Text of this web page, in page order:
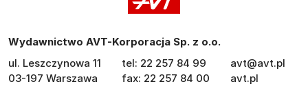
Wydawnictwo AVT-Korporacja Sp. z o.o.
ul. Leszczynowa 11
03-197 Warszawa
tel: 22 257 84 99
fax: 22 257 84 00
avt@avt.pl
avt.pl